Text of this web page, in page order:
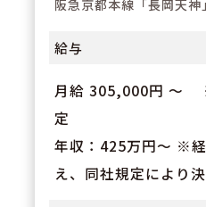
阪急京都本線「長岡天
給与
月給 305,000円 〜
定
年収：425万円～ ※
え、同社規定により